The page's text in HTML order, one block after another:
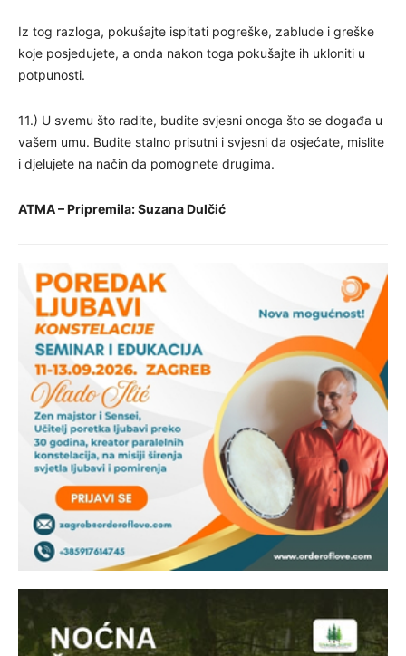
Iz tog razloga, pokušajte ispitati pogreške, zablude i greške
koje posjedujete, a onda nakon toga pokušajte ih ukloniti u
potpunosti.
11.) U svemu što radite, budite svjesni onoga što se događa u
vašem umu. Budite stalno prisutni i svjesni da osjećate, mislite
i djelujete na način da pomognete drugima.
ATMA – Pripremila: Suzana Dulčić